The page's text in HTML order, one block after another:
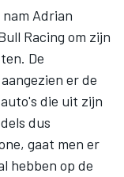
Adrian
Racing om zijn
De
er de
die uit zijn
dus
gaat men er
hebben op de